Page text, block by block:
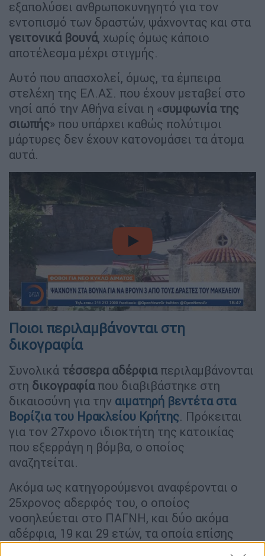
εξαπολύσει ανθρωποκυνηγητό για τον
εντοπισμό των δραστών, ψάχνοντας και στα
γειτονικά βουνά, χωρίς όμως κάποιο
αποτέλεσμα μέχρι στιγμής.
Αυτό που απασχολεί, όμως, τα έμπειρα
στελέχη της ΕΛ.ΑΣ. που έχουν μεταβεί στο
νησί από την Αθήνα είναι η «συμφωνία της
σιωπής» που υπάρχει καθώς πολύτιμοι
μάρτυρες δεν έχουν κατονομάσει τα άτομα
αυτά.
video
Ποιοι περιλαμβάνονται στη
δικογραφία
Συνολικά τέσσερα αδέρφιαπεριλαμβάνονται
στη δικογραφίαπου διαβιβάστηκε στη
δικαιοσύνη για την αιματηρή βεντέτα στα
Βορίζια του Ηρακλείου Κρήτης. Πρόκειται
για τον 27χρονο ιδιοκτήτη της κατοικίας
που εξερράγη η βόμβα, ο οποίος
αναζητείται.
Ακόμα ως κατηγορούμενοι αναφέρονται ο
25χρονος αδερφός του, ο οποίος
νοσηλεύεται στο ΠΑΓΝΗ, και δύο ακόμα
αδέρφια, 19 και 29 ετών, τα οποία επίσης